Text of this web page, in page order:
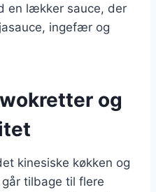
en lækker sauce, der
ingefær og
og
kinesiske køkken og
tilbage til flere